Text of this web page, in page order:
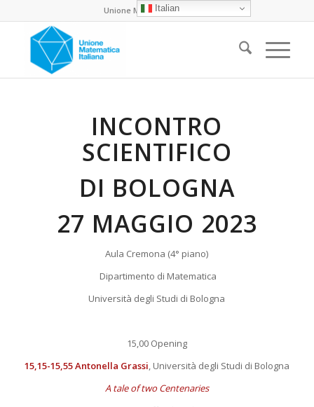
Unione Matematica Italiana
INCONTRO
SCIENTIFICO
DI BOLOGNA
27 MAGGIO 2023
Aula Cremona (4° piano)
Dipartimento di Matematica
Università degli Studi di Bologna
15,00 Opening
15,15-15,55 Antonella Grassi, Università degli Studi di Bologna
A tale of two Centenaries
Italian